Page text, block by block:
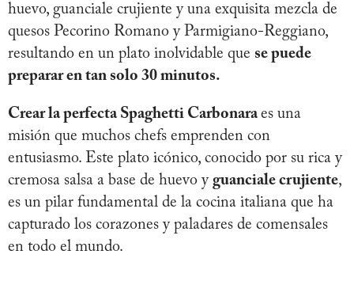
huevo, guanciale crujiente y una exquisita mezcla de
quesos Pecorino Romano y Parmigiano-Reggiano,
resultando en un plato inolvidable que se puede
preparar en tan solo 30 minutos.
Crear la perfecta Spaghetti Carbonaraes una
misión que muchos chefs emprenden con
entusiasmo. Este plato icónico, conocido por su rica y
cremosa salsa a base de huevo y guanciale crujiente,
es un pilar fundamental de la cocina italiana que ha
capturado los corazones y paladares de comensales
en todo el mundo.